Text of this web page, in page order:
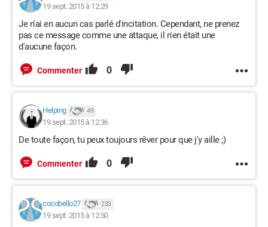
19 sept. 2015 à 12:29
Je n'ai en aucun cas parlé d'incitation. Cependant, ne prenez
pas ce message comme une attaque, il n'en était une
d'aucune façon.
Commenter 0
Helping 49
19 sept. 2015 à 12:36
De toute façon, tu peux toujours rêver pour que j'y aille ;)
Commenter 0
cocobello27 233
19 sept. 2015 à 12:50